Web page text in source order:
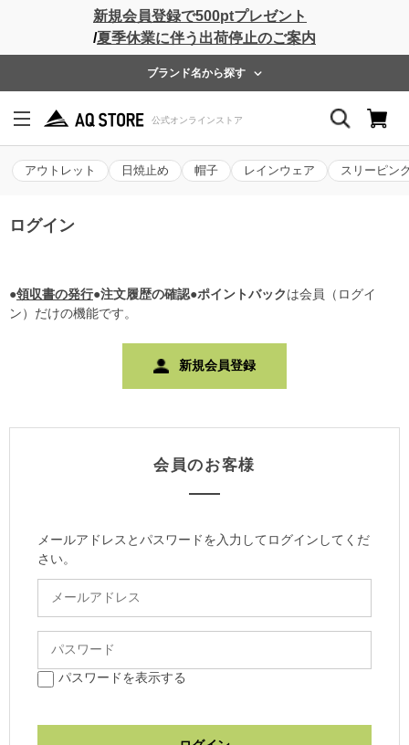
新規会員登録で500ptプレゼント
/夏季休業に伴う出荷停止のご案内
ブランド名から探す
アウトレット 日焼止め 帽子 レインウェア スリーピン
ログイン
●領収書の発行●注文履歴の確認●ポイントバックは会員（ログイ
ン）だけの機能です。
新規会員登録
会員のお客様
メールアドレスとパスワードを入力してログインしてくだ
さい。
パスワードを表示する